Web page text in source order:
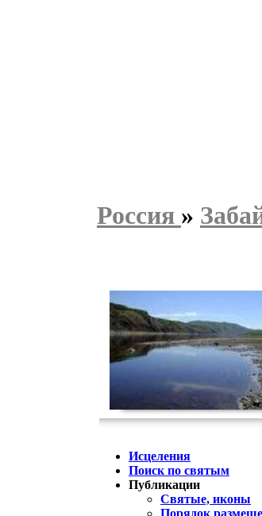
Россия »
Исцеления
Поиск по святым
Публикации
Святые, иконы